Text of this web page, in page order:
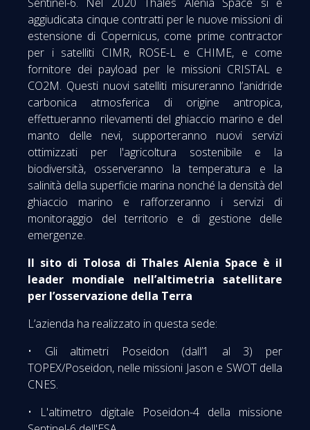
aggiudicata cinque contratti per le nuove missioni di
estensione di Copernicus, come prime contractor
per i satelliti CIMR, ROSE-L e CHIME, e come
fornitore dei payload per le missioni CRISTAL e
CO2M. Questi nuovi satelliti misureranno l’anidride
carbonica atmosferica di origine antropica,
effettueranno rilevamenti del ghiaccio marino e del
manto delle nevi, supporteranno nuovi servizi
ottimizzati per l'agricoltura sostenibile e la
biodiversità, osserveranno la temperatura e la
salinità della superficie marina nonché la densità del
ghiaccio marino e rafforzeranno i servizi di
monitoraggio del territorio e di gestione delle
emergenze.
Il sito di Tolosa di Thales Alenia Space è il
leader mondiale nell’altimetria satellitare
per l’osservazione della Terra
L’azienda ha realizzato in questa sede:
• Gli altimetri Poseidon (dall’1 al 3) per
TOPEX/Poseidon, nelle missioni Jason e SWOT della
CNES.
• L'altimetro digitale Poseidon-4 della missione